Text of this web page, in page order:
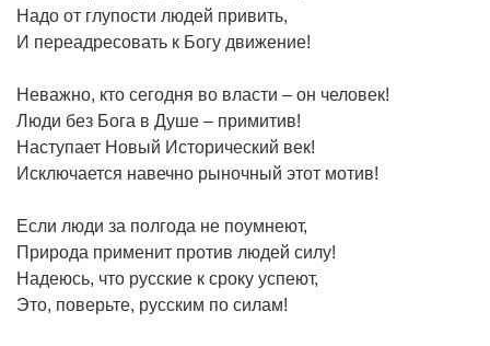
Надо от глупости людей привить,
И переадресовать к Богу движение!
Неважно, кто сегодня во власти – он человек!
Люди без Бога в Душе – примитив!
Наступает Новый Исторический век!
Исключается навечно рыночный этот мотив!
Если люди за полгода не поумнеют,
Природа применит против людей силу!
Надеюсь, что русские к сроку успеют,
Это, поверьте, русским по силам!